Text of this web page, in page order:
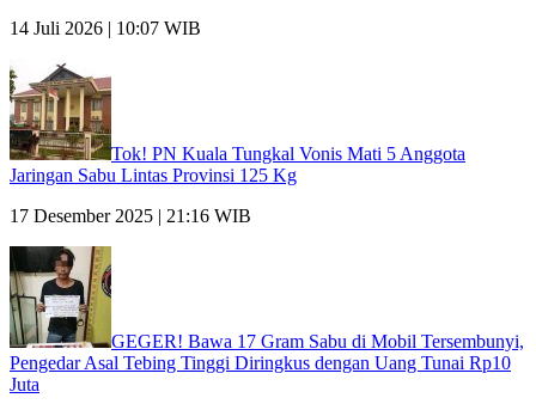
14 Juli 2026 | 10:07 WIB
Tok! PN Kuala Tungkal Vonis Mati 5 Anggota
Jaringan Sabu Lintas Provinsi 125 Kg
17 Desember 2025 | 21:16 WIB
GEGER! Bawa 17 Gram Sabu di Mobil Tersembunyi,
Pengedar Asal Tebing Tinggi Diringkus dengan Uang Tunai Rp10
Juta